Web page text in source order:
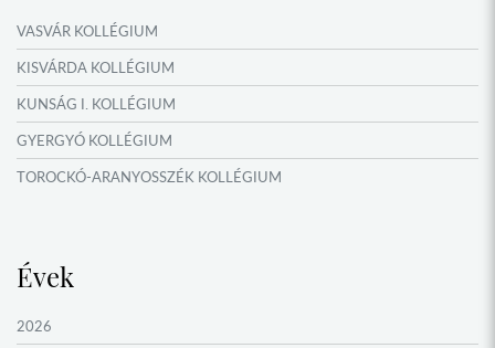
VASVÁR KOLLÉGIUM
KISVÁRDA KOLLÉGIUM
KUNSÁG I. KOLLÉGIUM
GYERGYÓ KOLLÉGIUM
TOROCKÓ-ARANYOSSZÉK KOLLÉGIUM
GARAM MENTI KOLLÉGIUM
ŐRVIDÉK KOLLÉGIUM
Évek
2026